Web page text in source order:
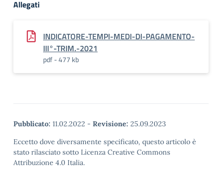
Allegati
INDICATORE-TEMPI-MEDI-DI-PAGAMENTO-
III°-TRIM.-2021
pdf - 477 kb
Pubblicato: 11.02.2022 - Revisione: 25.09.2023
Eccetto dove diversamente specificato, questo articolo è
stato rilasciato sotto Licenza Creative Commons
Attribuzione 4.0 Italia.